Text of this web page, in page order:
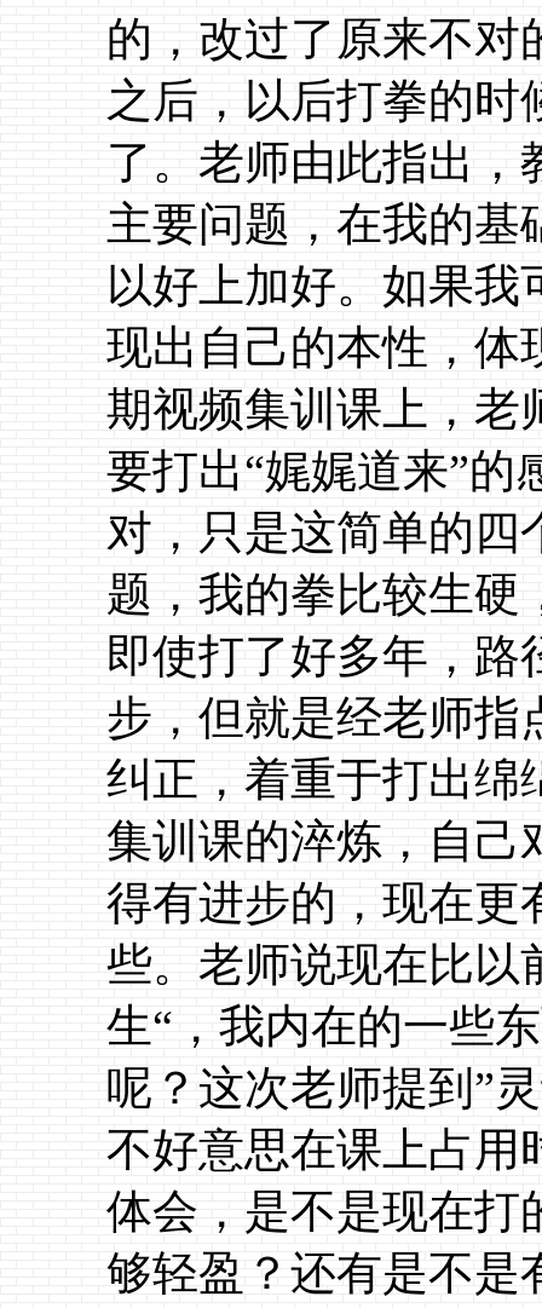
的，改过了原来不对
之后，以后打拳的
了。老师由此指出，
主要问题，在我的基
以好上加好。如果我
现出自己的本性，体
期视频集训课上，老
要打出“娓娓道来”的
对，只是这简单的四
题，我的拳比较生硬
即使打了好多年，路
步，但就是经老师指
纠正，着重于打出绵
集训课的淬炼，自己
得有进步的，现在更
些。老师说现在比以
生“，我内在的一些
呢？这次老师提到”
不好意思在课上占用
体会，是不是现在打
够轻盈？还有是不是